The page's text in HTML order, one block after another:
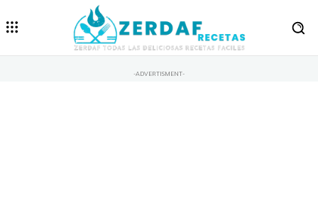
-ADVERTISMENT-